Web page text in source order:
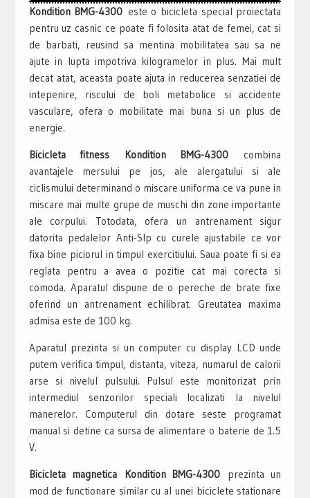
Kondition BMG-4300 este o bicicleta special proiectata
pentru uz casnic ce poate fi folosita atat de femei, cat si
de barbati, reusind sa mentina mobilitatea sau sa ne
ajute in lupta impotriva kilogramelor in plus. Mai mult
decat atat, aceasta poate ajuta in reducerea senzatiei de
intepenire, riscului de boli metabolice si accidente
vasculare, ofera o mobilitate mai buna si un plus de
energie.
Bicicleta fitness Kondition BMG-4300 combina
avantajele mersului pe jos, ale alergatului si ale
ciclismului determinand o miscare uniforma ce va pune in
miscare mai multe grupe de muschi din zone importante
ale corpului. Totodata, ofera un antrenament sigur
datorita pedalelor Anti-Slp cu curele ajustabile ce vor
fixa bine piciorul in timpul exercitiului. Saua poate fi si ea
reglata pentru a avea o pozitie cat mai corecta si
comoda. Aparatul dispune de o pereche de brate fixe
oferind un antrenament echilibrat. Greutatea maxima
admisa este de 100 kg.
Aparatul prezinta si un computer cu display LCD unde
putem verifica timpul, distanta, viteza, numarul de calorii
arse si nivelul pulsului. Pulsul este monitorizat prin
intermediul senzorilor speciali localizati la nivelul
manerelor. Computerul din dotare seste programat
manual si detine ca sursa de alimentare o baterie de 1.5
V.
Bicicleta magnetica Kondition BMG-4300 prezinta un
mod de functionare similar cu al unei biciclete stationare